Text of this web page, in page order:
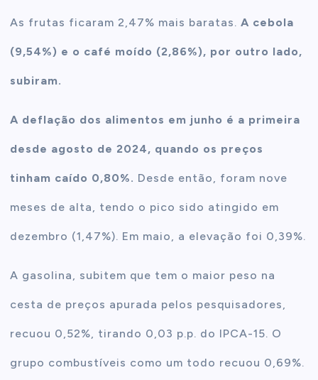
As frutas ficaram 2,47% mais baratas.A cebola
(9,54%) e o café moído (2,86%), por outro lado,
subiram.
A deflação dos alimentos em junho é a primeira
desde agosto de 2024, quando os preços
tinham caído 0,80%. Desde então, foram nove
meses de alta, tendo o pico sido atingido em
dezembro (1,47%). Em maio, a elevação foi 0,39%.
A gasolina, subitem que tem o maior peso na
cesta de preços apurada pelos pesquisadores,
recuou 0,52%, tirando 0,03 p.p. do IPCA-15. O
grupo combustíveis como um todo recuou 0,69%.